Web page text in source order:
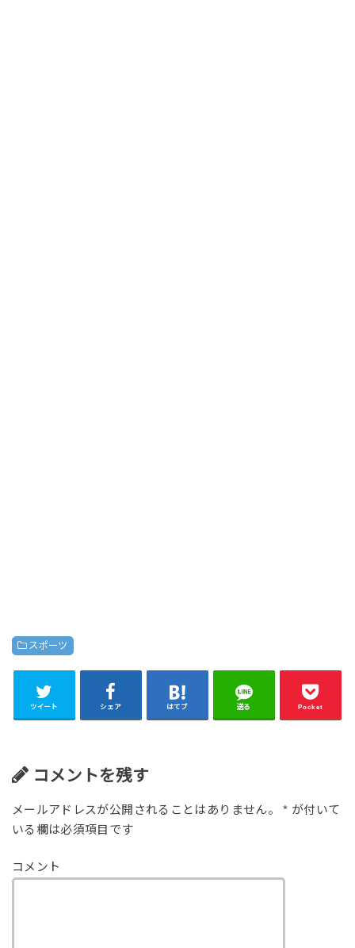
スポーツ
ツイート シェア はてブ 送る Pocket
コメントを残す
メールアドレスが公開されることはありません。 * が付いて
いる欄は必須項目です
コメント